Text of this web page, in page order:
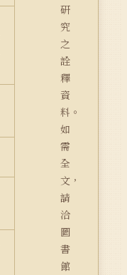
研
究
之
詮
釋
資
料。
如
需
全
文，
請
洽
圖
書
館